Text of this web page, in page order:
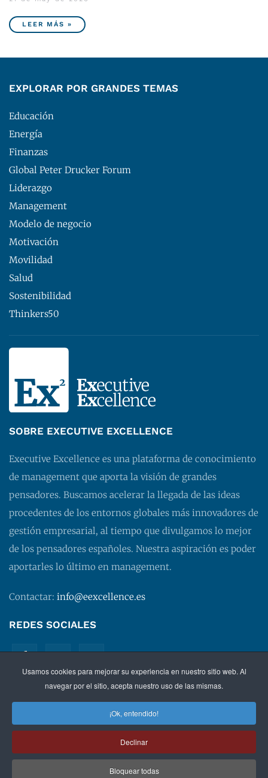
Usamos cookies para mejorar su experiencia en nuestro sitio web. Al
navegar por el sitio, acepta nuestro uso de las mismas.
¡Ok, entendido!
Declinar
Bloquear todas
LEER MÁS »
EXPLORAR POR GRANDES TEMAS
Educación
Energía
Finanzas
Global Peter Drucker Forum
Liderazgo
Management
Modelo de negocio
Motivación
Movilidad
Salud
Sostenibilidad
Thinkers50
SOBRE EXECUTIVE EXCELLENCE
Executive Excellence es una plataforma de conocimiento
de management que aporta la visión de grandes
pensadores. Buscamos acelerar la llegada de las ideas
procedentes de los entornos globales más innovadores de
gestión empresarial, al tiempo que divulgamos lo mejor
de los pensadores españoles. Nuestra aspiración es poder
aportarles lo último en management.
Contactar: info@eexcellence.es
REDES SOCIALES
©2026 EXECUTIVE EXCELLENCE.Managementpara
Política de privacidad|Aviso legal